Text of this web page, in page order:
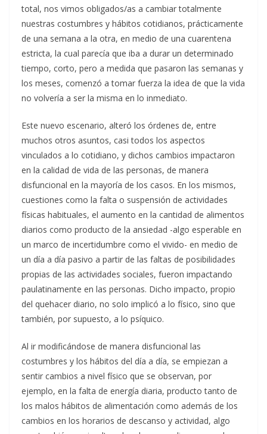
total, nos vimos obligados/as a cambiar totalmente
nuestras costumbres y hábitos cotidianos, prácticamente
de una semana a la otra, en medio de una cuarentena
estricta, la cual parecía que iba a durar un determinado
tiempo, corto, pero a medida que pasaron las semanas y
los meses, comenzó a tomar fuerza la idea de que la vida
no volvería a ser la misma en lo inmediato.
Este nuevo escenario, alteró los órdenes de, entre
muchos otros asuntos, casi todos los aspectos
vinculados a lo cotidiano, y dichos cambios impactaron
en la calidad de vida de las personas, de manera
disfuncional en la mayoría de los casos. En los mismos,
cuestiones como la falta o suspensión de actividades
físicas habituales, el aumento en la cantidad de alimentos
diarios como producto de la ansiedad -algo esperable en
un marco de incertidumbre como el vivido- en medio de
un día a día pasivo a partir de las faltas de posibilidades
propias de las actividades sociales, fueron impactando
paulatinamente en las personas. Dicho impacto, propio
del quehacer diario, no solo implicó a lo físico, sino que
también, por supuesto, a lo psíquico.
Al ir modificándose de manera disfuncional las
costumbres y los hábitos del día a día, se empiezan a
sentir cambios a nivel físico que se observan, por
ejemplo, en la falta de energía diaria, producto tanto de
los malos hábitos de alimentación como además de los
cambios en los horarios de descanso y actividad, algo